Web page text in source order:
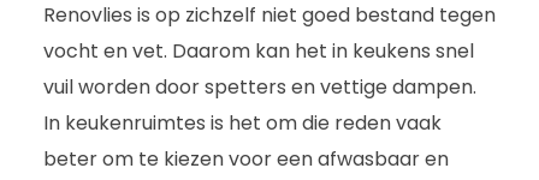
Renovlies is op zichzelf niet goed bestand tegen
vocht en vet. Daarom kan het in keukens snel
vuil worden door spetters en vettige dampen.
In keukenruimtes is het om die reden vaak
beter om te kiezen voor een afwasbaar en